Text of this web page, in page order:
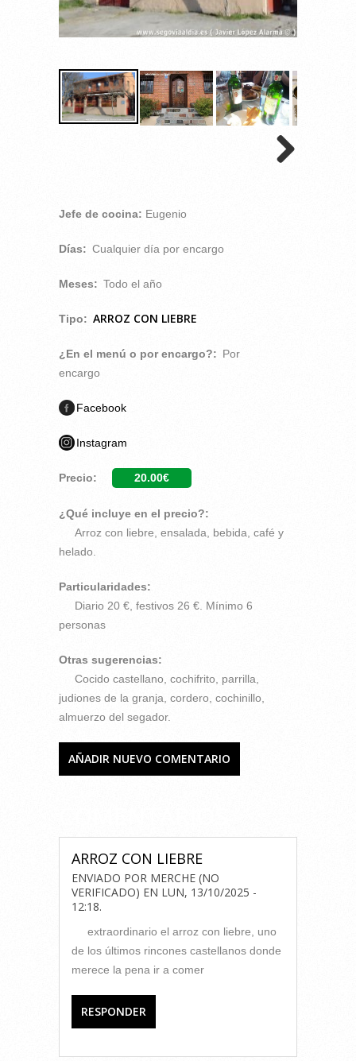
Jefe de cocina: Eugenio
Días: Cualquier día por encargo
Meses: Todo el año
Tipo: ARROZ CON LIEBRE
¿En el menú o por encargo?: Por
encargo
Facebook
Instagram
Precio: 20.00€
¿Qué incluye en el precio?:
Arroz con liebre, ensalada, bebida, café y
helado.
Particularidades:
Diario 20 €, festivos 26 €. Mínimo 6
personas
Otras sugerencias:
Cocido castellano, cochifrito, parrilla,
judiones de la granja, cordero, cochinillo,
almuerzo del segador.
AÑADIR NUEVO COMENTARIO
ARROZ CON LIEBRE
ENVIADO POR MERCHE (NO
VERIFICADO) EN LUN, 13/10/2025 -
12:18.
extraordinario el arroz con liebre, uno
de los últimos rincones castellanos donde
merece la pena ir a comer
RESPONDER